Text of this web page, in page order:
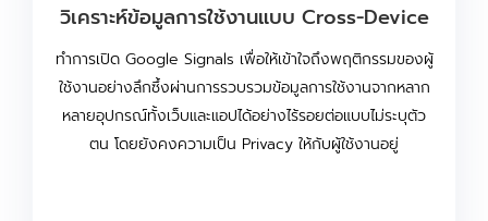
วิเคราะห์ข้อมูลการใช้งานแบบ Cross-Device
ทำการเปิด Google Signals เพื่อให้เข้าใจถึงพฤติกรรมของผู้
ใช้งานอย่างลึกซึ้งผ่านการรวบรวมข้อมูลการใช้งานจากหลาก
หลายอุปกรณ์ทั้งเว็บและแอปได้อย่างไร้รอยต่อแบบไม่ระบุตัว
ตน โดยยังคงความเป็น Privacy ให้กับผู้ใช้งานอยู่